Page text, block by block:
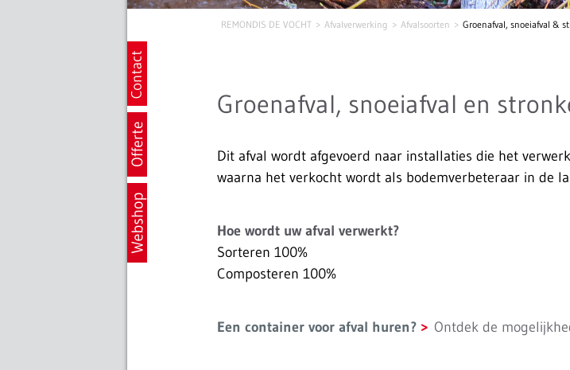
REMONDIS DE VOCHT Afvalverwerking Afvalsoorten Groenafval, snoeiafval &
Groenafval, snoeiafval en
Dit afval wordt afgevoerd naar installaties die het
waarna het verkocht wordt als bodemverbeteraar in de
Hoe wordt uw afval verwerkt?
Sorteren 100%
Composteren 100%
Een container voor afval huren? Ontdek de